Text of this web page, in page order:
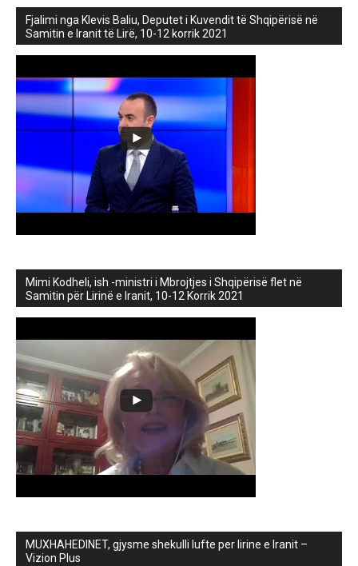
Fjalimi nga Klevis Baliu, Deputet i Kuvendit të Shqipërisë në
Samitin e Iranit të Lirë, 10-12 korrik 2021
Mimi Kodheli, ish -ministri i Mbrojtjes i Shqipërisë flet në
Samitin për Lirinë e Iranit, 10-12 Korrik 2021
MUXHAHEDINET, gjysme shekulli lufte per lirine e Iranit –
Vizion Plus